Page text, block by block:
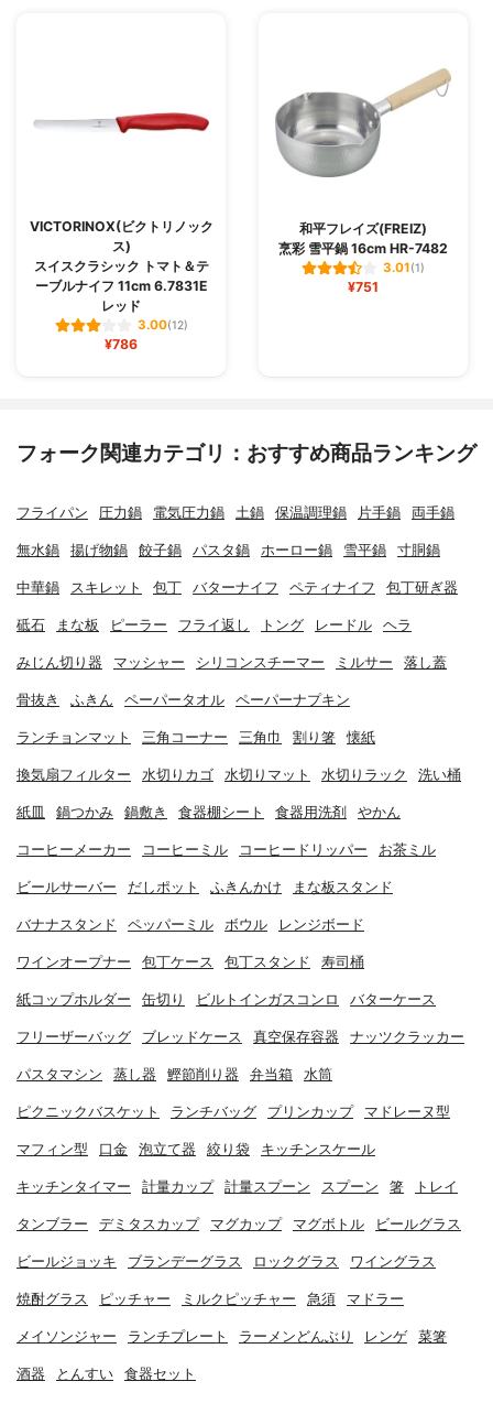
VICTORINOX(ビクトリノック
ス)
スイスクラシック トマト＆テ
ーブルナイフ 11cm 6.7831E
レッド
3.00(12)
¥786
和平フレイズ(FREIZ)
烹彩 雪平鍋 16cm HR-7482
3.01(1)
¥751
フォーク関連カテゴリ：おすすめ商品ランキング
フライパン 圧力鍋 電気圧力鍋 土鍋 保温調理鍋 片手鍋 両手鍋
無水鍋 揚げ物鍋 餃子鍋 パスタ鍋 ホーロー鍋 雪平鍋 寸胴鍋
中華鍋 スキレット 包丁 バターナイフ ペティナイフ 包丁研ぎ器
砥石 まな板 ピーラー フライ返し トング レードル ヘラ
みじん切り器 マッシャー シリコンスチーマー ミルサー 落し蓋
骨抜き ふきん ペーパータオル ペーパーナプキン
ランチョンマット 三角コーナー 三角巾 割り箸 懐紙
換気扇フィルター 水切りカゴ 水切りマット 水切りラック 洗い桶
紙皿 鍋つかみ 鍋敷き 食器棚シート 食器用洗剤 やかん
コーヒーメーカー コーヒーミル コーヒードリッパー お茶ミル
ビールサーバー だしポット ふきんかけ まな板スタンド
バナナスタンド ペッパーミル ボウル レンジボード
ワインオープナー 包丁ケース 包丁スタンド 寿司桶
紙コップホルダー 缶切り ビルトインガスコンロ バターケース
フリーザーバッグ ブレッドケース 真空保存容器 ナッツクラッカー
パスタマシン 蒸し器 鰹節削り器 弁当箱 水筒
ピクニックバスケット ランチバッグ プリンカップ マドレーヌ型
マフィン型 口金 泡立て器 絞り袋 キッチンスケール
キッチンタイマー 計量カップ 計量スプーン スプーン 箸 トレイ
タンブラー デミタスカップ マグカップ マグボトル ビールグラス
ビールジョッキ ブランデーグラス ロックグラス ワイングラス
焼酎グラス ピッチャー ミルクピッチャー 急須 マドラー
メイソンジャー ランチプレート ラーメンどんぶり レンゲ 菜箸
酒器 とんすい 食器セット